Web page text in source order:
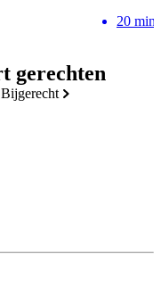
gerechten
bijgerecht
20 min